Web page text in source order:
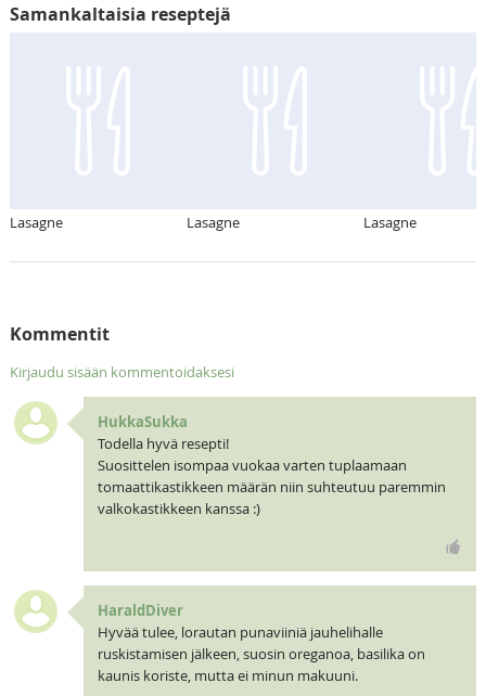
Samankaltaisia reseptejä
Lasagne Lasagne Lasagne
Kommentit
Kirjaudu sisään kommentoidaksesi
HukkaSukka
Todella hyvä resepti!
Suosittelen isompaa vuokaa varten tuplaamaan
tomaattikastikkeen määrän niin suhteutuu paremmin
valkokastikkeen kanssa :)
HaraldDiver
Hyvää tulee, lorautan punaviiniä jauhelihalle
ruskistamisen jälkeen, suosin oreganoa, basilika on
kaunis koriste, mutta ei minun makuuni.